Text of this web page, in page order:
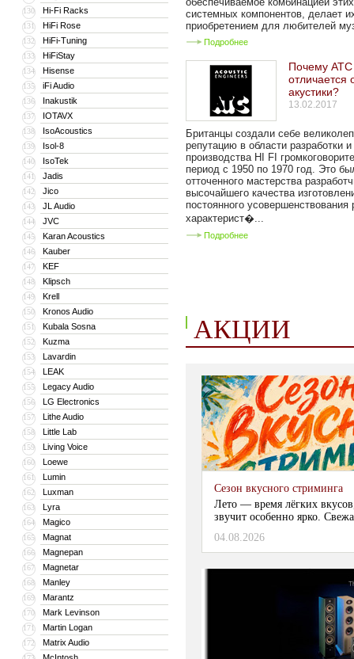
130 Hi-Fi Racks
131 HiFi Rose
132 HiFi-Tuning
133 HiFiStay
134 Hisense
135 iFi Audio
136 Inakustik
137 IOTAVX
138 IsoAcoustics
139 Isol-8
140 IsoTek
141 Jadis
142 Jico
143 JL Audio
144 JVC
145 Karan Acoustics
146 Kauber
147 KEF
148 Klipsch
149 Krell
150 Kronos Audio
151 Kubala Sosna
152 Kuzma
153 Lavardin
154 LEAK
155 Legacy Audio
156 LG Electronics
157 Lithe Audio
158 Little Lab
159 Living Voice
160 Loewe
161 Lumin
162 Luxman
163 Lyra
164 Magico
165 Magnat
166 Magnepan
167 Magnetar
168 Manley
169 Marantz
170 Mark Levinson
171 Martin Logan
172 Matrix Audio
системных компонентов, делает
приобретением для любителей
Подробнее
Почему ATC
отличается
акустики?
13.02.2017
Британцы создали себе
репутацию в области разработки и
производства HI FI
период с 1950 по 1970 год. Это
отточенного мастерства
высочайшего качества
постоянного усовершенствования
характерист�...
Подробнее
АКЦИИ
Сезон вкусного стриминга
Лето — время лёгких
звучит особенно ярко.
04.08.2026